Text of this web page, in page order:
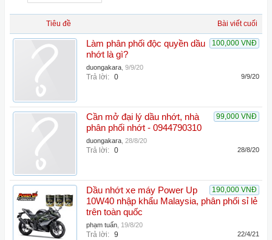
Tiêu đề Bài viết cuối
100,000 VNĐ
Làm phân phối độc quyền dầu
nhớt là gì?
duongakara 9/9/20
Trả lời: 0 9/9/20
99,000 VNĐ
Cần mở đại lý dầu nhớt, nhà
phân phối nhớt - 0944790310
duongakara 28/8/20
Trả lời: 0 28/8/20
190,000 VNĐ
Dầu nhớt xe máy Power Up
10W40 nhập khẩu Malaysia, phân phối sỉ lẻ
trên toàn quốc
phạm tuấn 19/8/20
Trả lời: 9 22/4/21